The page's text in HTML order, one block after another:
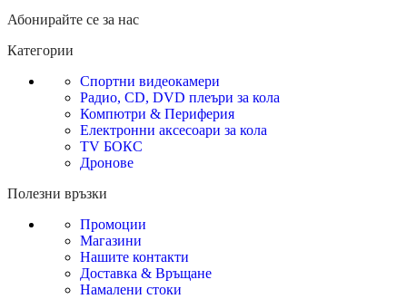
Абонирайте се за нас
Категории
Спортни видеокамери
Радио, CD, DVD плеъри за кола
Компютри & Периферия
Електронни аксесоари за кола
TV БОКС
Дронове
Полезни връзки
Промоции
Магазини
Нашите контакти
Доставка & Връщане
Намалени стоки